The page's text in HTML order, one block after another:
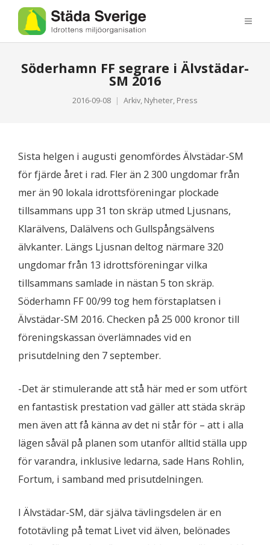
Söderhamn FF segrare i Älvstädar-
SM 2016
2016-09-08 Arkiv, Nyheter, Press
Sista helgen i augusti genomfördes Älvstädar-SM
för fjärde året i rad. Fler än 2 300 ungdomar från
mer än 90 lokala idrottsföreningar plockade
tillsammans upp 31 ton skräp utmed Ljusnans,
Klarälvens, Dalälvens och Gullspångsälvens
älvkanter. Längs Ljusnan deltog närmare 320
ungdomar från 13 idrottsföreningar vilka
tillsammans samlade in nästan 5 ton skräp.
Söderhamn FF 00/99 tog hem förstaplatsen i
Älvstädar-SM 2016. Checken på 25 000 kronor till
föreningskassan överlämnades vid en
prisutdelning den 7 september.
-Det är stimulerande att stå här med er som utfört
en fantastisk prestation vad gäller att städa skräp
men även att få känna av det ni står för – att i alla
lägen såväl på planen som utanför alltid ställa upp
för varandra, inklusive ledarna, sade Hans Rohlin,
Fortum, i samband med prisutdelningen.
I Älvstädar-SM, där själva tävlingsdelen är en
fototävling på temat Livet vid älven, belönades